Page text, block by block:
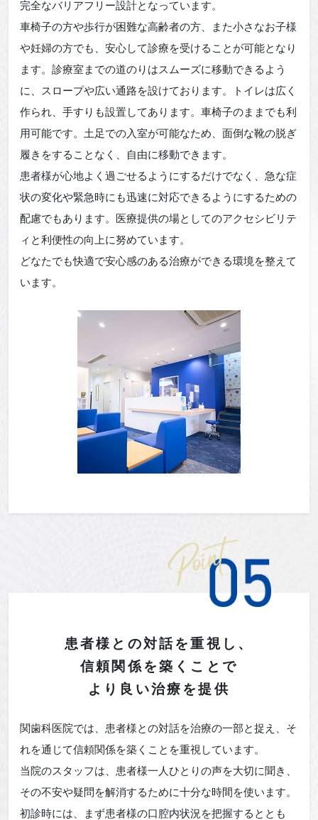
完全なバリアフリー設計となっています。
車椅子の方や歩行が困難な高齢者の方、また小さなお子様
や妊婦の方でも、安心して診療を受けることが可能となり
ます。診療室までの道のりはスムーズに移動できるよう
に、スロープや広い通路を設けております。トイレは広く
作られ、手すりも設置してあります。車椅子のままでも利
用可能です。土足での入室が可能なため、面倒な靴の脱ぎ
履きをすることなく、自由に移動できます。
患者様が心地よく過ごせるようにするだけでなく、急な症
状の変化や緊急時にも迅速に対応できるようにするための
配慮でもあります。医療提供の場としてのアクセシビリテ
ィと利便性の向上に努めています。
どなたでも快適で安心感のある治療ができる環境を整えて
います。
患者様との対話を重視し、
信頼関係 を築くことで
より良い治療を提供
関歯科医院では、患者様との対話を治療の一部と捉え、そ
れを通じて信頼関係を築くことを重視しています。
当院のスタッフは、患者様一人ひとりの声を大切に聞き、
その不安や疑問を解消するために十分な時間を使います。
初診時には、まず患者様の口腔内状況を把握するととも